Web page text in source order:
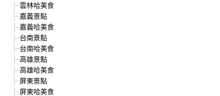
雲林哈美食
嘉義景點
嘉義哈美食
台南景點
台南哈美食
高雄景點
高雄哈美食
屏東景點
屏東哈美食